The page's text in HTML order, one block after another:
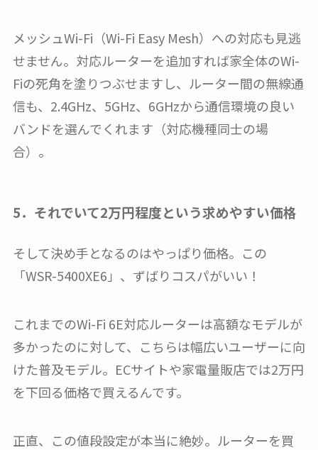
メッシュWi-Fi（Wi-Fi Easy Mesh）への対応も見逃
せません。対応ルーターを追加すれば家全体のWi-
Fiの死角を塗りつぶせますし、ルーター間の無線通
信も、2.4GHz、5GHz、6GHzから通信環境の良い
バンドを選んでくれます（対応機種同士の場
合）。
5．それでいて2万円程度という求めやすい価格
そして決め手となるのはやっぱり価格。この
「WSR-5400XE6」、ずばりコスパがいい！
これまでのWi-Fi 6E対応ルーターは高額なモデルが
多かったのに対して、こちらは幅広いユーザーに向
けた普及モデル。ECサイトや家電量販店では2万円
を下回る価格で買えるんです。
正直、この値段設定が本当に絶妙。ルーターを買